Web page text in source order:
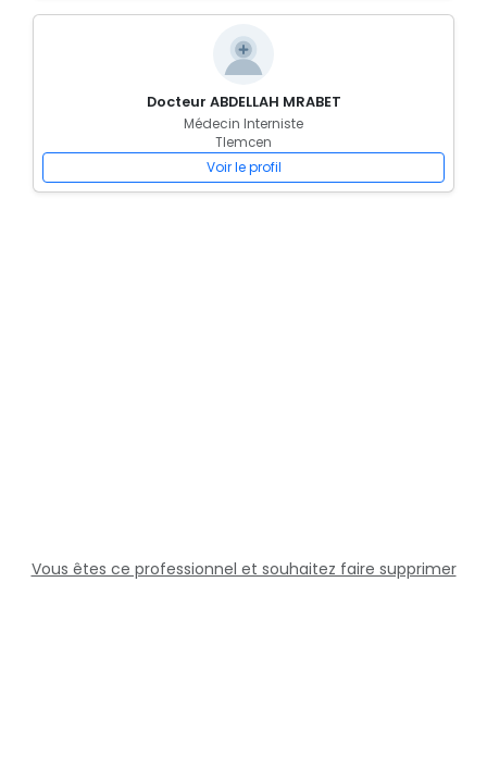
Docteur ABDELLAH MRABET
Médecin Interniste
Tlemcen
Voir le profil
Vous êtes ce professionnel et souhaitez faire supprimer